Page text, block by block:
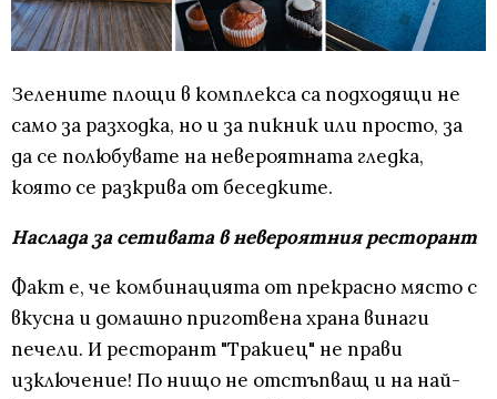
Зелените площи в комплекса са подходящи не
само за разходка, но и за пикник или просто, за
да се полюбувате на невероятната гледка,
която се разкрива от беседките.
Наслада за сетивата в невероятния ресторант
Факт е, че комбинацията от прекрасно място с
вкусна и домашно приготвена храна винаги
печели. И ресторант "Тракиец" не прави
изключение! По нищо не отстъпващ и на най-